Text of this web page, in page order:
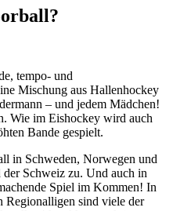
tempo- und
Mischung aus Hallenhockey
– und jedem Mädchen!
Wie im Eishockey wird auch
Bande gespielt.
in Schweden, Norwegen und
Schweiz zu. Und auch in
Spiel im Kommen! In
Regionalligen sind viele der